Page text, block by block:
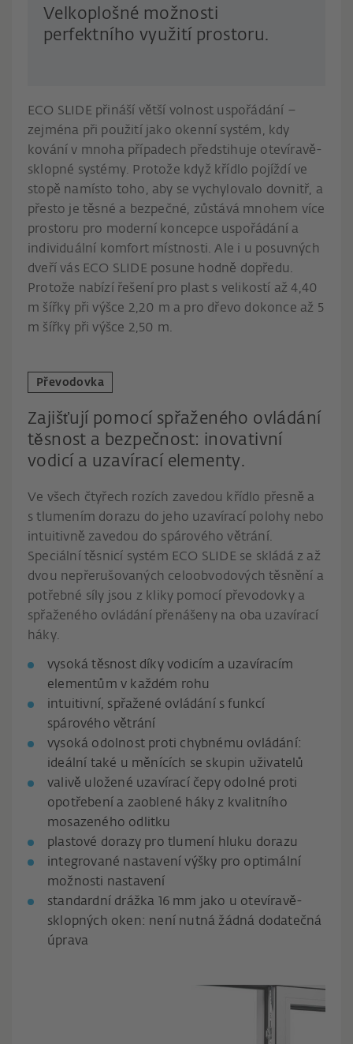
Velkoplošné možnosti
perfektního využití prostoru.
ECO SLIDE přináší větší volnost uspořádání –
zejména při použití jako okenní systém, kdy
kování v mnoha případech předstihuje otevíravě-
sklopné systémy. Protože když křídlo pojíždí ve
stopě namísto toho, aby se vychylovalo dovnitř, a
přesto je těsné a bezpečné, zůstává mnohem více
prostoru pro moderní koncepce uspořádání a
individuální komfort místnosti. Ale i u posuvných
dveří vás ECO SLIDE posune hodně dopředu.
Protože nabízí řešení pro plast s velikostí až 4,40
m šířky při výšce 2,20 m a pro dřevo dokonce až 5
m šířky při výšce 2,50 m.
Převodovka
Zajišťují pomocí spřaženého ovládání
těsnost a bezpečnost: inovativní
vodicí a uzavírací elementy.
Ve všech čtyřech rozích zavedou křídlo přesně a
s tlumením dorazu do jeho uzavírací polohy nebo
intuitivně zavedou do spárového větrání.
Speciální těsnicí systém ECO SLIDE se skládá z až
dvou nepřerušovaných celoobvodových těsnění a
potřebné síly jsou z kliky pomocí převodovky a
spřaženého ovládání přenášeny na oba uzavírací
háky.
vysoká těsnost díky vodicím a uzavíracím
elementům v každém rohu
intuitivní, spřažené ovládání s funkcí
spárového větrání
vysoká odolnost proti chybnému ovládání:
ideální také u měnících se skupin uživatelů
valivě uložené uzavírací čepy odolné proti
opotřebení a zaoblené háky z kvalitního
mosazeného odlitku
plastové dorazy pro tlumení hluku dorazu
integrované nastavení výšky pro optimální
možnosti nastavení
standardní drážka 16 mm jako u otevíravě-
sklopných oken: není nutná žádná dodatečná
úprava